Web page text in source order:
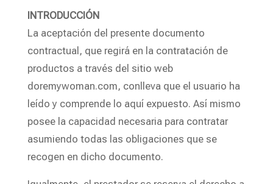
INTRODUCCIÓN
La aceptación del presente documento
contractual, que regirá en la contratación de
productos a través del sitio web
doremywoman.com, conlleva que el usuario ha
leído y comprende lo aquí expuesto. Así mismo
posee la capacidad necesaria para contratar
asumiendo todas las obligaciones que se
recogen en dicho documento.